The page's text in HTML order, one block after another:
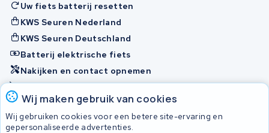
Wij maken gebruik van cookies
Wij gebruiken cookies voor een betere site-ervaring en
gepersonaliseerde advertenties.
Uw fiets batterij resetten
KWS Seuren Nederland
KWS Seuren Deutschland
Batterij elektrische fiets
Nakijken en contact opnemen
Onherstelbaar
Accu's